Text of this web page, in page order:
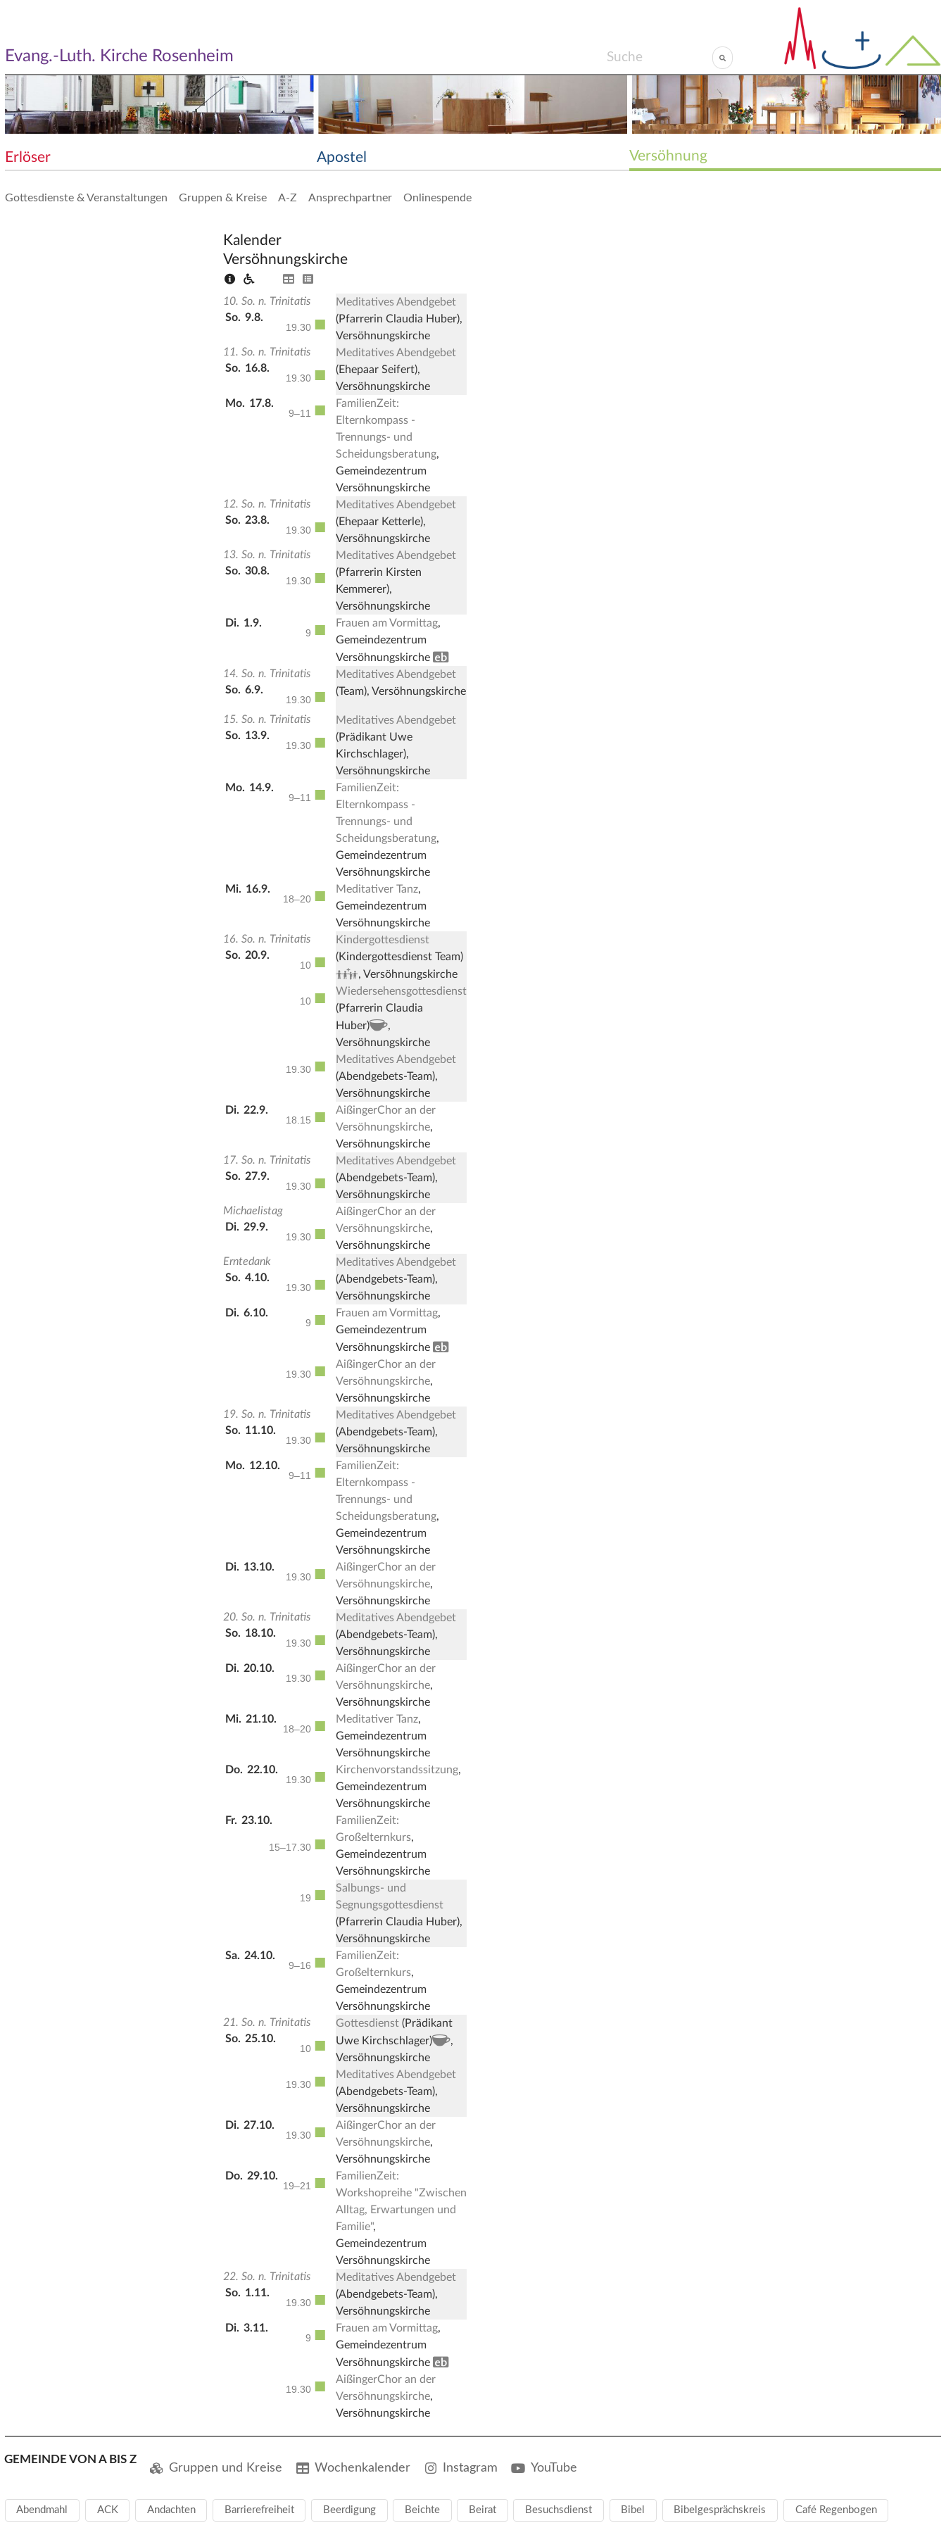
Evang.-Luth. Kirche Rosenheim
Erlöser Apostel Versöhnung
Gottesdienste & Veranstaltungen Gruppen & Kreise A-Z Ansprechpartner Onlinespende
Kalender
Versöhnungskirche
10. So. n. Trinitatis
So. 9.8.
19.30 ■
Meditatives Abendgebet
(Pfarrerin Claudia Huber),
Versöhnungskirche
11. So. n. Trinitatis
So. 16.8.
19.30 ■
Meditatives Abendgebet
(Ehepaar Seifert),
Versöhnungskirche
Mo. 17.8.
9–11 ■
FamilienZeit:
Elternkompass -
Trennungs- und
Scheidungsberatung,
Gemeindezentrum
Versöhnungskirche
12. So. n. Trinitatis
So. 23.8.
19.30 ■
Meditatives Abendgebet
(Ehepaar Ketterle),
Versöhnungskirche
13. So. n. Trinitatis
So. 30.8.
19.30 ■
Meditatives Abendgebet
(Pfarrerin Kirsten
Kemmerer),
Versöhnungskirche
Di. 1.9.
9 ■ Frauen am Vormittag,
Gemeindezentrum
Versöhnungskirche Erwachsenenbildung
14. So. n. Trinitatis
So. 6.9.
19.30 ■
Meditatives Abendgebet
(Team), Versöhnungskirche
15. So. n. Trinitatis
So. 13.9.
19.30 ■
Meditatives Abendgebet
(Prädikant Uwe
Kirchschlager),
Versöhnungskirche
Mo. 14.9.
9–11 ■
FamilienZeit:
Elternkompass -
Trennungs- und
Scheidungsberatung,
Gemeindezentrum
Versöhnungskirche
Mi. 16.9.
18–20 ■ Meditativer Tanz,
Gemeindezentrum
Versöhnungskirche
16. So. n. Trinitatis
So. 20.9.
10 ■
Kindergottesdienst
(Kindergottesdienst Team)
Kindergottesdienst, Versöhnungskirche
10 ■
Wiedersehensgottesdienst
(Pfarrerin Claudia
Huber), Kirchenkaffee,
Versöhnungskirche
19.30 ■
Meditatives Abendgebet
(Abendgebets-Team),
Versöhnungskirche
Di. 22.9.
18.15 ■
AißingerChor an der
Versöhnungskirche,
Versöhnungskirche
17. So. n. Trinitatis
So. 27.9.
19.30 ■
Meditatives Abendgebet
(Abendgebets-Team),
Versöhnungskirche
Michaelistag
Di. 29.9.
19.30 ■
AißingerChor an der
Versöhnungskirche,
Versöhnungskirche
Erntedank
So. 4.10.
19.30 ■
Meditatives Abendgebet
(Abendgebets-Team),
Versöhnungskirche
Di. 6.10.
9 ■ Frauen am Vormittag,
Gemeindezentrum
Versöhnungskirche Erwachsenenbildung
19.30 ■
AißingerChor an der
Versöhnungskirche,
Versöhnungskirche
19. So. n. Trinitatis
So. 11.10.
19.30 ■
Meditatives Abendgebet
(Abendgebets-Team),
Versöhnungskirche
Mo. 12.10.
9–11 ■
FamilienZeit:
Elternkompass -
Trennungs- und
Scheidungsberatung,
Gemeindezentrum
Versöhnungskirche
Di. 13.10.
19.30 ■
AißingerChor an der
Versöhnungskirche,
Versöhnungskirche
20. So. n. Trinitatis
So. 18.10.
19.30 ■
Meditatives Abendgebet
(Abendgebets-Team),
Versöhnungskirche
Di. 20.10.
19.30 ■
AißingerChor an der
Versöhnungskirche,
Versöhnungskirche
Mi. 21.10.
18–20 ■ Meditativer Tanz,
Gemeindezentrum
Versöhnungskirche
Do. 22.10.
19.30 ■ Kirchenvorstandssitzung,
Gemeindezentrum
Versöhnungskirche
Fr. 23.10.
15–17.30 ■
FamilienZeit:
Großelternkurs,
Gemeindezentrum
Versöhnungskirche
19 ■
Salbungs- und
Segnungsgottesdienst
(Pfarrerin Claudia Huber),
Versöhnungskirche
Sa. 24.10.
9–16 ■
FamilienZeit:
Großelternkurs,
Gemeindezentrum
Versöhnungskirche
21. So. n. Trinitatis
So. 25.10.
10 ■
Gottesdienst (Prädikant
Uwe Kirchschlager), Kirchenkaffee,
Versöhnungskirche
19.30 ■
Meditatives Abendgebet
(Abendgebets-Team),
Versöhnungskirche
Di. 27.10.
19.30 ■
AißingerChor an der
Versöhnungskirche,
Versöhnungskirche
Do. 29.10.
19–21 ■
FamilienZeit:
Workshopreihe "Zwischen
Alltag, Erwartungen und
Familie",
Gemeindezentrum
Versöhnungskirche
22. So. n. Trinitatis
So. 1.11.
19.30 ■
Meditatives Abendgebet
(Abendgebets-Team),
Versöhnungskirche
Di. 3.11.
9 ■ Frauen am Vormittag,
Gemeindezentrum
Versöhnungskirche Erwachsenenbildung
19.30 ■
AißingerChor an der
Versöhnungskirche,
Versöhnungskirche
GEMEINDE VON A BIS Z
Gruppen und Kreise Wochenkalender Instagram YouTube
Abendmahl ACK Andachten Barrierefreiheit Beerdigung Beichte Beirat Besuchsdienst Bibel Bibelgesprächskreis Café Regenbogen